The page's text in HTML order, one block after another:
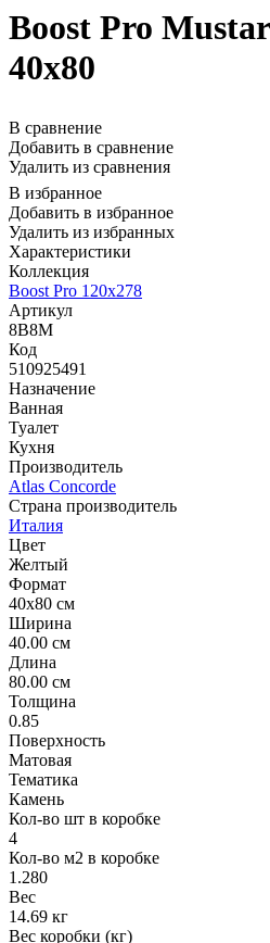
Boost Pro
40x80
В сравнение
Добавить в сравнение
Удалить из сравнения
В избранное
Добавить в избранное
Удалить из избранных
Характеристики
Коллекция
Boost Pro 120x278
Артикул
8B8M
Код
510925491
Назначение
Ванная
Туалет
Кухня
Производитель
Atlas Concorde
Страна производитель
Италия
Цвет
Желтый
Формат
40x80 см
Ширина
40.00 см
Длина
80.00 см
Толщина
0.85
Поверхность
Матовая
Тематика
Камень
Кол-во шт в коробке
4
Кол-во м2 в коробке
1.280
Вес
14.69 кг
Вес коробки (кг)